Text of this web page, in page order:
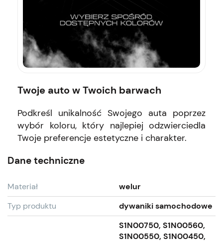
Twoje auto w Twoich barwach
Podkreśl unikalność Swojego auta poprzez
wybór koloru, który najlepiej odzwierciedla
Twoje preferencje estetyczne i charakter.
Dane techniczne
Materiał
welur
Typ produktu
dywaniki samochodowe
S1N00750, S1N00560,
S1N00550, S1N00450,